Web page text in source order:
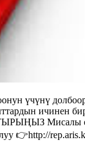
үчүнү
ичинен
сиз
👉http://